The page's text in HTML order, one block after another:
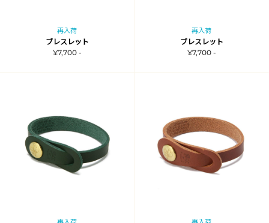
再入荷
ブレスレット
¥7,700 -
再入荷
ブレスレット
¥7,700 -